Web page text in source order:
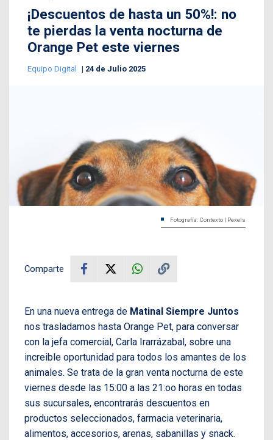
¡Descuentos de hasta un 50%!: no
te pierdas la venta nocturna de
Orange Pet este viernes
Equipo Digital 24 de Julio 2025
Fotografía: Contexto | Pexels
Comparte
En una nueva entrega de Matinal Siempre Juntos
nos trasladamos hasta Orange Pet, para conversar
con la jefa comercial, Carla Irarrázabal, sobre una
increible oportunidad para todos los amantes de los
animales. Se trata de la gran venta nocturna de este
viernes desde las 15:00 a las 21:oo horas en todas
sus sucursales, encontrarás descuentos en
productos seleccionados, farmacia veterinaria,
alimentos, accesorios, arenas, sabanillas y snack.